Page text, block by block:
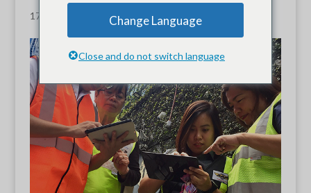
17 janv.2019 Nouvelles Formation
Change Language
Close and do not switch language